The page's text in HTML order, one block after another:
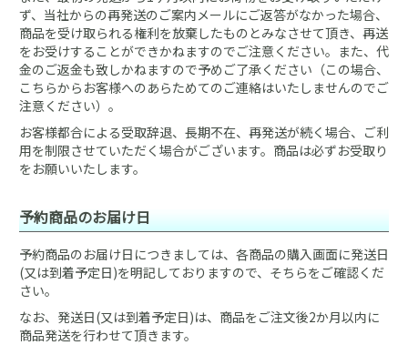
ず、当社からの再発送のご案内メールにご返答がなかった場合、
商品を受け取られる権利を放棄したものとみなさせて頂き、再送
をお受けすることができかねますのでご注意ください。また、代
金のご返金も致しかねますので予めご了承ください（この場合、
こちらからお客様へのあらためてのご連絡はいたしませんのでご
注意ください）。
お客様都合による受取辞退、長期不在、再発送が続く場合、ご利
用を制限させていただく場合がございます。商品は必ずお受取り
をお願いいたします。
予約商品のお届け日
予約商品のお届け日につきましては、各商品の購入画面に発送日
(又は到着予定日)を明記しておりますので、そちらをご確認くだ
さい。
なお、発送日(又は到着予定日)は、商品をご注文後2か月以内に
商品発送を行わせて頂きます。